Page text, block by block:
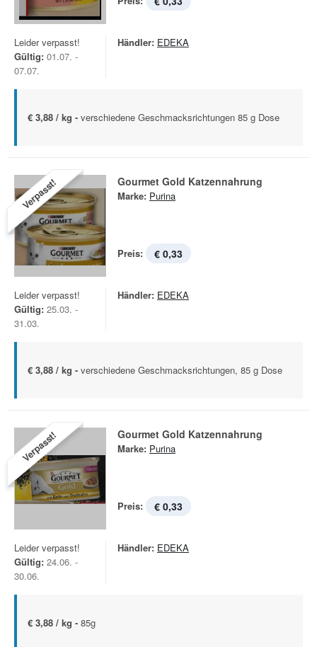
Leider verpasst!
Gültig: 01.07. -
07.07.
Händler: EDEKA
€ 3,88 / kg - verschiedene Geschmacksrichtungen 85 g Dose
Verpasst! Gourmet Gold Katzennahrung
Marke: Purina
Preis: € 0,33
Leider verpasst!
Gültig: 25.03. -
31.03.
Händler: EDEKA
€ 3,88 / kg - verschiedene Geschmacksrichtungen, 85 g Dose
Verpasst! Gourmet Gold Katzennahrung
Marke: Purina
Preis: € 0,33
Leider verpasst!
Gültig: 24.06. -
30.06.
Händler: EDEKA
€ 3,88 / kg - 85g